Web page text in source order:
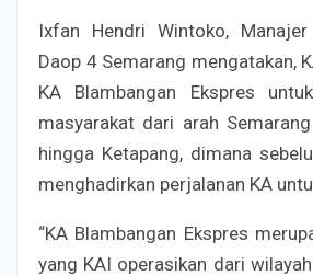
Ixfan Hendri Wintoko,
Daop 4 Semarang mengatakan,
KA Blambangan Ekspres
masyarakat dari arah
hingga Ketapang, dimana
menghadirkan perjalanan KA
“KA Blambangan Ekspres
yang KAI operasikan dari